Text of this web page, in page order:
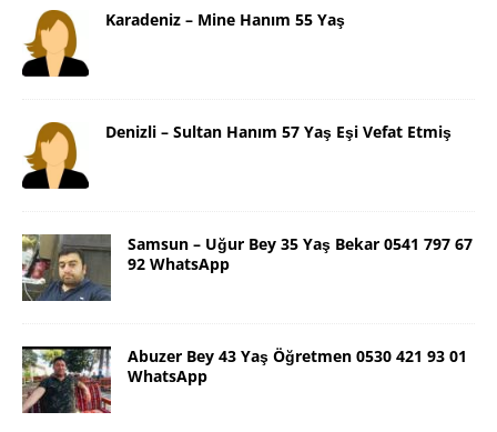
Karadeniz – Mine Hanım 55 Yaş
Denizli – Sultan Hanım 57 Yaş Eşi Vefat Etmiş
Samsun – Uğur Bey 35 Yaş Bekar 0541 797 67
92 WhatsApp
Abuzer Bey 43 Yaş Öğretmen 0530 421 93 01
WhatsApp